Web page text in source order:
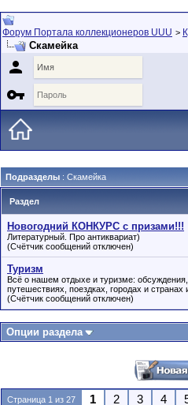
Форум Портала коллекционеров UUU >
Скамейка


Подразделы : Скамейка
Раздел
Новогодний КОНКУРС с призами!!!
Литературный. Про антиквариат)
(Счётчик сообщений отключен)
Туризм
Всё о нашем отдыхе и туризме:
путешествиях, поездках, городах и странах
(Счётчик сообщений отключен)
Опции раздела
Страница 1 из 27 1 2 3 4